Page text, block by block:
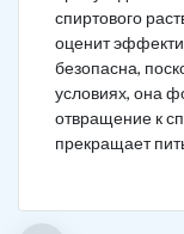
спиртового
оценит
безопасна,
условиях, она
отвращение к
прекращает